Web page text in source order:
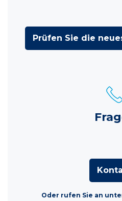
Prüfen Sie die
Oder rufen Sie an unter